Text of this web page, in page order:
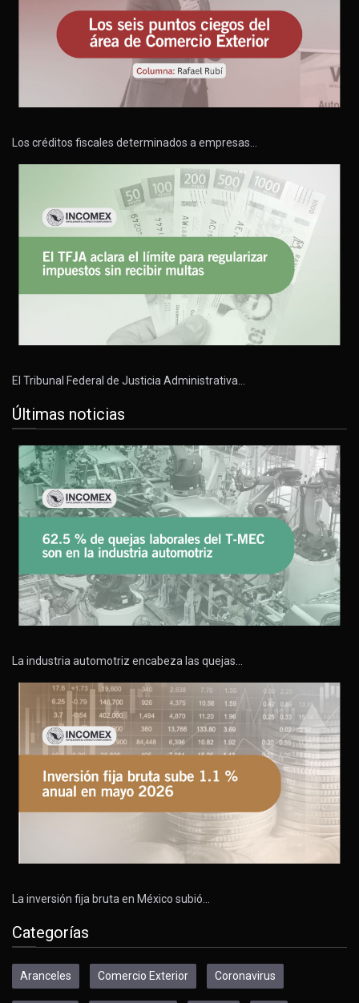
Los créditos fiscales determinados a empresas…
El Tribunal Federal de Justicia Administrativa…
Últimas noticias
La industria automotriz encabeza las quejas…
La inversión fija bruta en México subió…
Categorías
Aranceles Comercio Exterior Coronavirus